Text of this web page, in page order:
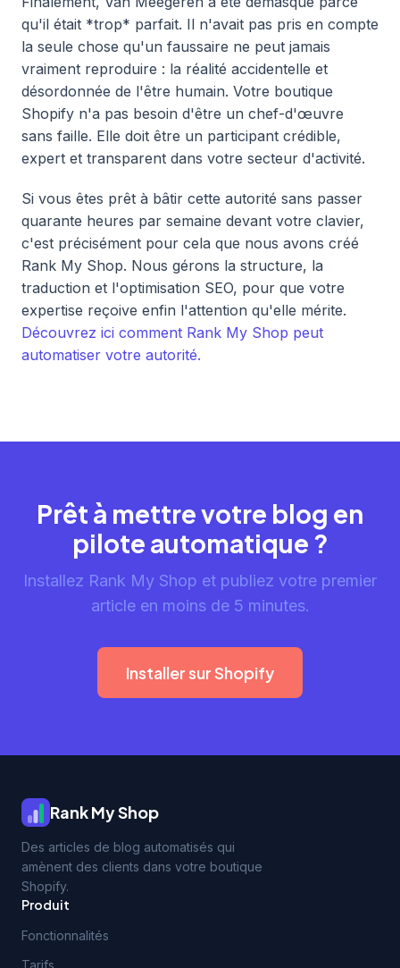
qu'il était *trop* parfait. Il n'avait pas pris en compte
la seule chose qu'un faussaire ne peut jamais
vraiment reproduire : la réalité accidentelle et
désordonnée de l'être humain. Votre boutique
Shopify n'a pas besoin d'être un chef-d'œuvre
sans faille. Elle doit être un participant crédible,
expert et transparent dans votre secteur d'activité.
Si vous êtes prêt à bâtir cette autorité sans passer
quarante heures par semaine devant votre clavier,
c'est précisément pour cela que nous avons créé
Rank My Shop. Nous gérons la structure, la
traduction et l'optimisation SEO, pour que votre
expertise reçoive enfin l'attention qu'elle mérite.
Découvrez ici comment Rank My Shop peut
automatiser votre autorité.
Prêt à mettre votre blog en
pilote automatique ?
Installez Rank My Shop et publiez votre premier
article en moins de 5 minutes.
Installer sur Shopify
Rank My Shop
Des articles de blog automatisés qui
amènent des clients dans votre boutique
Shopify.
Produit
Fonctionnalités